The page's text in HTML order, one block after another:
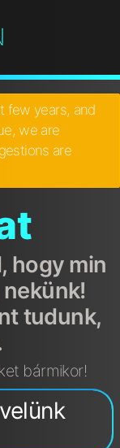
few years, and
we are
are
hogy min
tudunk,
bármikor!